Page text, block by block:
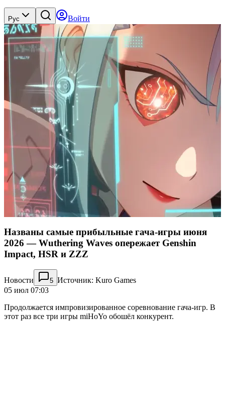
Рус Войти
Названы самые прибыльные гача-игры июня
2026 — Wuthering Waves опережает Genshin
Impact, HSR и ZZZ
Новости 5 Источник: Kuro Games
05 июл 07:03
Продолжается импровизированное соревнование гача-игр. В
этот раз все три игры miHoYo обошёл конкурент.